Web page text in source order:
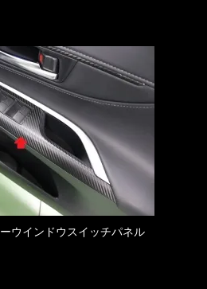
ウインドウスイッチパネル